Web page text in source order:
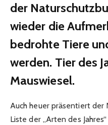
der
wieder die
bedrohte Tiere
werden. Tier des
Mauswiesel.
Auch heuer präsentiert der
Liste der „Arten des